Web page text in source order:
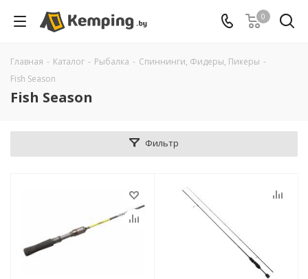
0
Главная - Каталог - Рыбалка - Спиннинги, Фидеры, Пикеры -
Fish Season
Fish Season
Фильтр